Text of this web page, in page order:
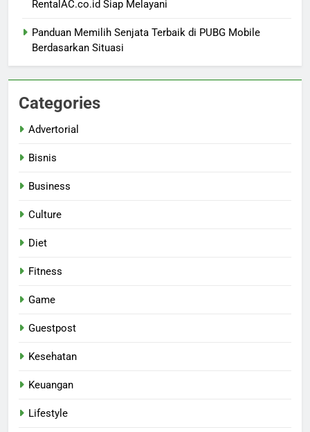
RentalAC.co.id Siap Melayani
Panduan Memilih Senjata Terbaik di PUBG Mobile
Berdasarkan Situasi
Categories
Advertorial
Bisnis
Business
Culture
Diet
Fitness
Game
Guestpost
Kesehatan
Keuangan
Lifestyle